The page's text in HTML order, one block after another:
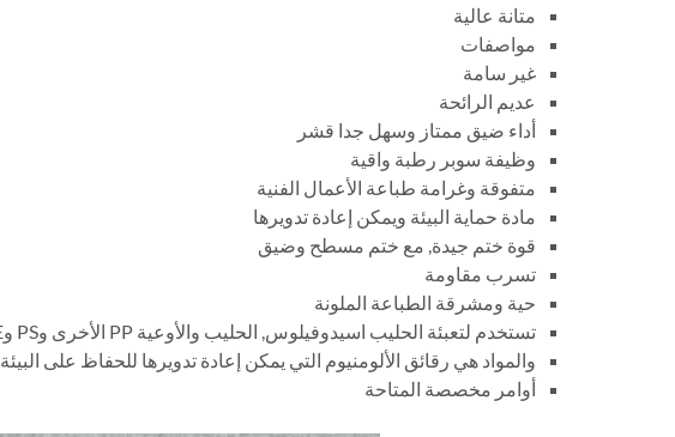
متانة عالية
مواصفات
غير سامة
عديم الرائحة
أداء ضيق ممتاز وسهل جدا قشر
وظيفة سوبر رطبة واقية
متفوقة وغرامة طباعة الأعمال الفنية
مادة حماية البيئة ويمكن إعادة تدويرها
قوة ختم جيدة, مع ختم مسطح وضيق
تسرب مقاومة
حية ومشرقة الطباعة الملونة
تستخدم لتعبئة الحليب اسيدوفيلوس, الحليب والأوعية PP الأخرى وPS وPE السفن
والمواد هي رقائق الألومنيوم التي يمكن إعادة تدويرها للحفاظ على البيئة
أوامر مخصصة المتاحة